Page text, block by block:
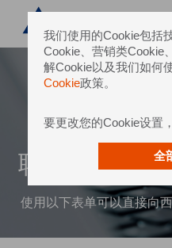
我们使用的Cookie包括
Cookie、营销类Cookie
解Cookie以及我们如何
Cookie政策。
要更改您的Cookie设置
全
联系我们
使用以下表单可以直接向